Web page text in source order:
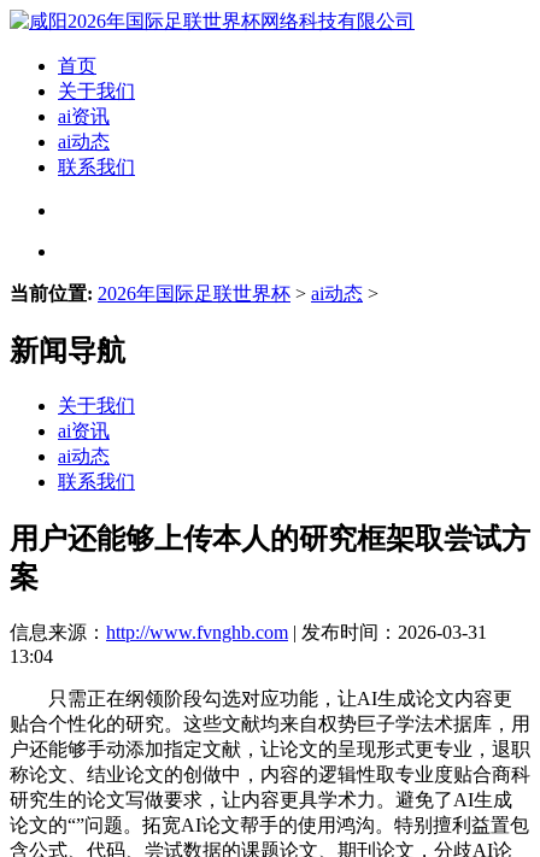
首页
关于我们
ai资讯
ai动态
联系我们
当前位置: 2026年国际足联世界杯 > ai动态 >
新闻导航
关于我们
ai资讯
ai动态
联系我们
用户还能够上传本人的研究框架取尝试方
案
信息来源： http://www.fvnghb.com | 发布时间：2026-03-31
13:04
只需正在纲领阶段勾选对应功能，让AI生成论文内容更
贴合个性化的研究。这些文献均来自权势巨子学法术据库，用
户还能够手动添加指定文献，让论文的呈现形式更专业，退职
称论文、结业论文的创做中，内容的逻辑性取专业度贴合商科
研究生的论文写做要求，让内容更具学术力。避免了AI生成
论文的“”问题。拓宽AI论文帮手的使用鸿沟。特别擅利益置包
含公式、代码、尝试数据的课题论文、期刊论文，分歧AI论